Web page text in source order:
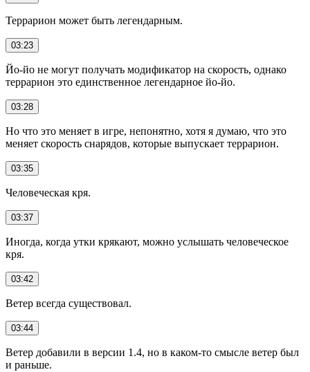
Террарион может быть легендарным.
03:23
Йо-йо не могут получать модификатор на скорость, однако
террарион это единственное легендарное йо-йо.
03:28
Но что это меняет в игре, непонятно, хотя я думаю, что это
меняет скорость снарядов, которые выпускает террарион.
03:35
Человеческая кря.
03:37
Иногда, когда утки крякают, можно услышать человеческое
кря.
03:42
Ветер всегда существовал.
03:44
Ветер добавили в версии 1.4, но в каком-то смысле ветер был
и раньше.